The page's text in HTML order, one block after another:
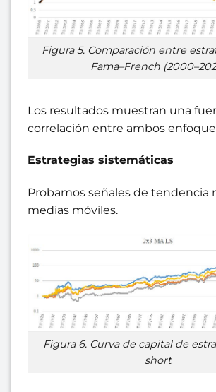
Figura 5. Comparación entre
Fama–French
Los resultados muestran una
correlación entre ambos
Estrategias sistemáticas
Probamos señales de tendencia
medias móviles.
Figura 6. Curva de capital de
short